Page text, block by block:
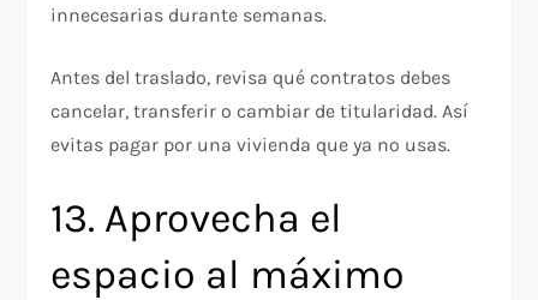
innecesarias durante semanas.
Antes del traslado, revisa qué contratos debes
cancelar, transferir o cambiar de titularidad. Así
evitas pagar por una vivienda que ya no usas.
13. Aprovecha el
espacio al máximo